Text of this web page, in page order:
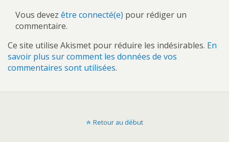
Vous devez être connecté(e) pour rédiger un
commentaire.
Ce site utilise Akismet pour réduire les indésirables. En
savoir plus sur comment les données de vos
commentaires sont utilisées.
Retour au début